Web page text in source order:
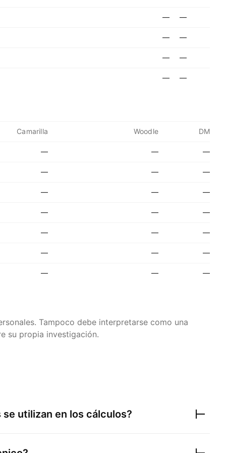
— —
— —
— —
— —
Camarilla Woodle DM
— — —
— — —
— — —
— — —
— — —
— — —
— — —
Tampoco debe interpretarse como una
su propia investigación.
utilizan en los cálculos?